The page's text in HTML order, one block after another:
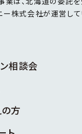
ー株式会社が運営して
相談会
方